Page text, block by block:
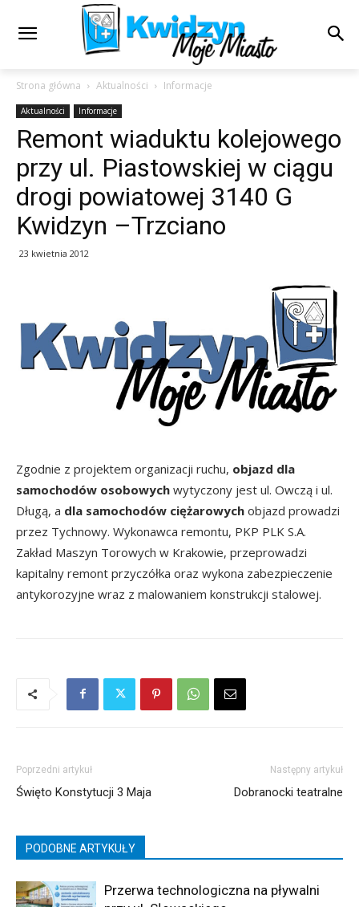
Strona główna Aktualności Informacje
Aktualności Informacje
Remont wiaduktu kolejowego
przy ul. Piastowskiej w ciągu
drogi powiatowej 3140 G
Kwidzyn –Trzciano
23 kwietnia 2012
Zgodnie z projektem organizacji ruchu, objazd dla
samochodów osobowych wytyczony jest ul. Owczą i ul.
Długą, a dla samochodów ciężarowych objazd prowadzi
przez Tychnowy. Wykonawca remontu, PKP PLK S.A.
Zakład Maszyn Torowych w Krakowie, przeprowadzi
kapitalny remont przyczółka oraz wykona zabezpieczenie
antykorozyjne wraz z malowaniem konstrukcji stalowej.
Poprzedni artykuł
Święto Konstytucji 3 Maja
Następny artykuł
Dobranocki teatralne
PODOBNE ARTYKUŁY
Przerwa technologiczna na pływalni